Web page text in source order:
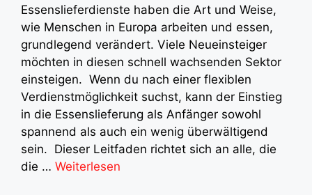
Essenslieferdienste haben die Art und Weise,
wie Menschen in Europa arbeiten und essen,
grundlegend verändert. Viele Neueinsteiger
möchten in diesen schnell wachsenden Sektor
einsteigen. Wenn du nach einer flexiblen
Verdienstmöglichkeit suchst, kann der Einstieg
in die Essenslieferung als Anfänger sowohl
spannend als auch ein wenig überwältigend
sein. Dieser Leitfaden richtet sich an alle, die
die … Weiterlesen